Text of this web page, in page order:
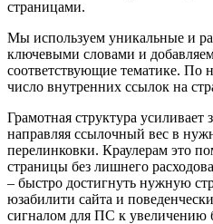
страницами.
Мы используем уникальные и
ключевыми словами и
соответствующие тематике. По
число внутренних ссылок на
Грамотная структура усиливает
направляя ссылочный вес в
перелинковки. Краулерам это
страницы без лишнего
– быстро достигнуть нужную
юзабилити сайта и
сигналом для ПС к увеличению